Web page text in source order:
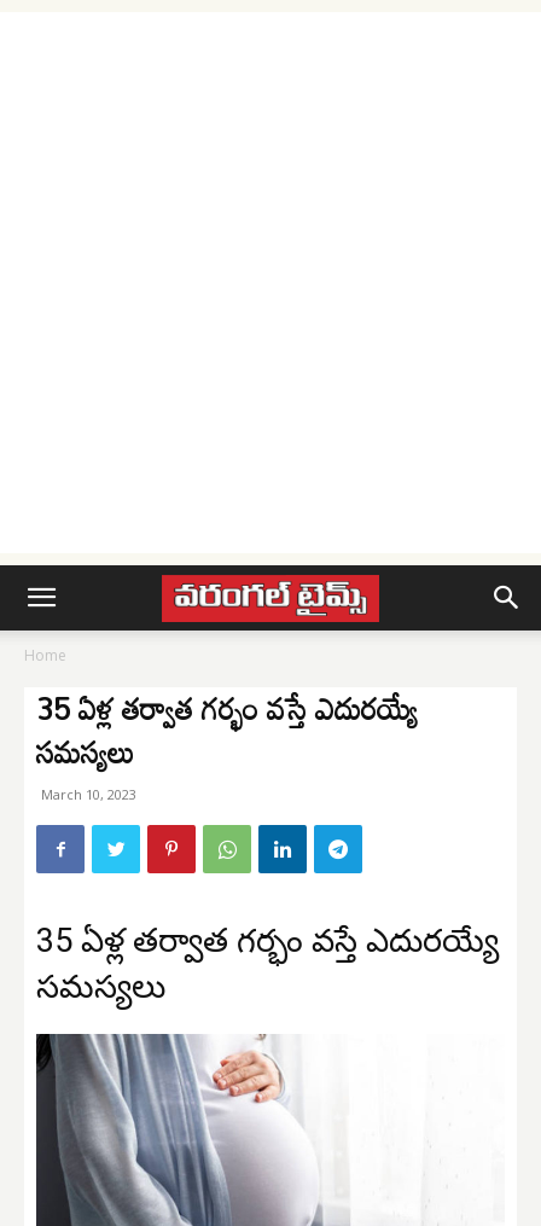
Home
35 ఏళ్ల తర్వాత గర్భం వస్తే ఎదురయ్యే
సమస్యలు
March 10, 2023
35 ఏళ్ల తర్వాత గర్భం వస్తే ఎదురయ్యే
సమస్యలు